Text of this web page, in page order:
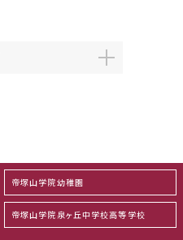
帝塚山学院幼稚園
帝塚山学院泉ヶ丘中学校高等学校